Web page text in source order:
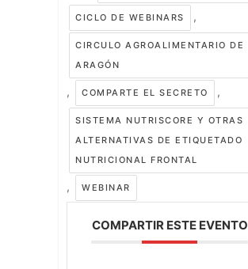
CICLO DE WEBINARS ,
CIRCULO AGROALIMENTARIO DE
ARAGÓN
, COMPARTE EL SECRETO ,
SISTEMA NUTRISCORE Y OTRAS
ALTERNATIVAS DE ETIQUETADO
NUTRICIONAL FRONTAL
, WEBINAR
COMPARTIR ESTE EVENTO